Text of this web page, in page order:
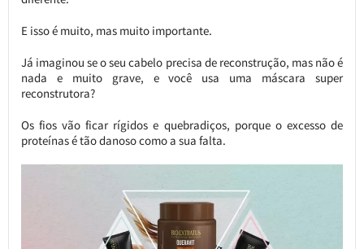
E isso é muito, mas muito importante.
Já imaginou se o seu cabelo precisa de reconstrução, mas não é
nada e muito grave, e você usa uma máscara super
reconstrutora?
Os fios vão ficar rígidos e quebradiços, porque o excesso de
proteínas é tão danoso como a sua falta.